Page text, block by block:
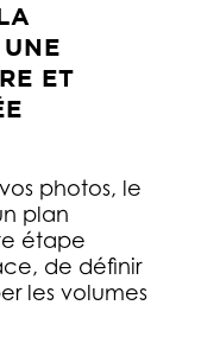
ET
photos, le
plan
étape
de définir
les volumes